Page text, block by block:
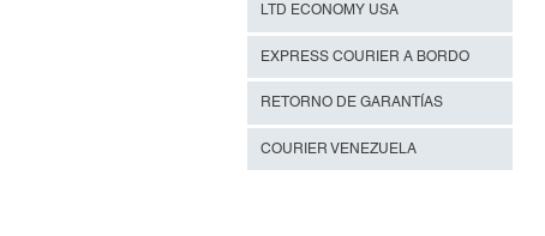
LTD ECONOMY USA
EXPRESS COURIER A BORDO
RETORNO DE GARANTÍAS
COURIER VENEZUELA